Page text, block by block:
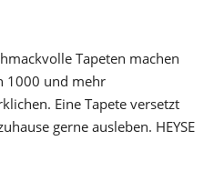
Tapeten machen
1000 und mehr
Eine Tapete versetzt
gerne ausleben. HEYSE